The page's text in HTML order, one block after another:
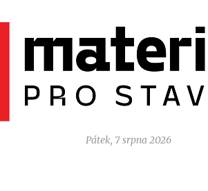
Pátek, 7 srpna 2026